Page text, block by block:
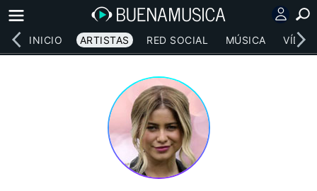
INICIO ARTISTAS RED SOCIAL MÚSICA